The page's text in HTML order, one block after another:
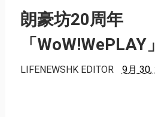
朗豪坊20周年
「
LIFENEWSHK EDITOR 9月 30,